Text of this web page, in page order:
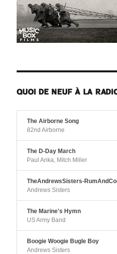
QUOI DE NEUF À LA
The Airborne Song
82nd Airborne
The D-Day March
Paul Anka, Mitch Miller
TheAndrewsSisters-
Andrews Sisters
The Marine's Hymn
US Army Band
Boogie Woogie Bugle Boy
Andrews Sisters